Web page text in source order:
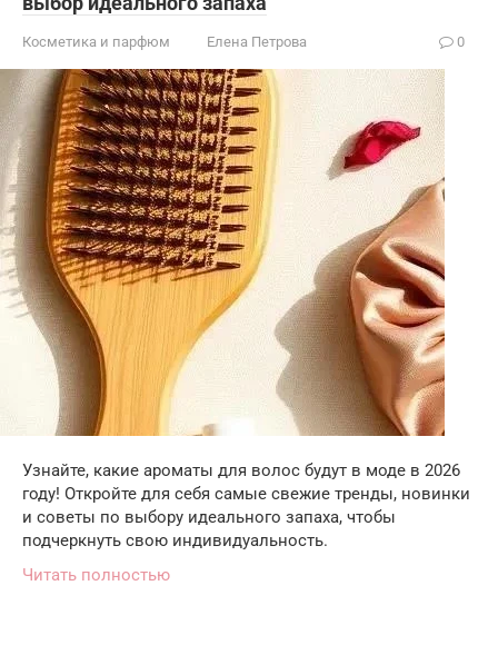
Косметика и парфюм Елена Петрова 0
Узнайте, какие ароматы для волос будут в моде в 2026
году! Откройте для себя самые свежие тренды, новинки
и советы по выбору идеального запаха, чтобы
подчеркнуть свою индивидуальность.
Читать полностью